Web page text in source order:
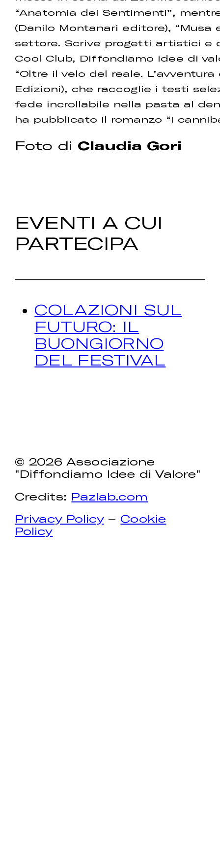
“Anatomia dei Sentimenti”,
(Danilo Montanari editore),
settore. Scrive progetti artistici e
Cool Club, Diffondiamo idee di
“Oltre il velo del reale.
Edizioni), che raccoglie i testi
fede incrollabile nella pasta al
ha pubblicato il romanzo “I
Foto di Claudia Gori
EVENTI A CUI
PARTECIPA
COLAZIONI SUL
FUTURO: IL
BUONGIORNO
DEL FESTIVAL
© 2026 Associazione
"Diffondiamo Idee di Valore"
Credits: Pazlab.com
Privacy Policy– Cookie
Policy